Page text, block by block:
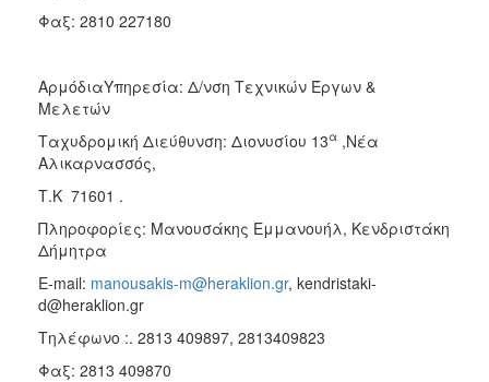
ΑΝΘΕΚΤΙΚΗ
ΠΟΛΗ
Φαξ: 2810 227180
ΑρμόδιαΥπηρεσία: Δ/νση Τεχνικών Έργων &
Μελετών
Ταχυδρομική Διεύθυνση: Διονυσίου 13α ,Νέα
Αλικαρνασσός,
Τ.Κ 71601 .
Πληροφορίες: Μανουσάκης Εμμανουήλ, Κενδριστάκη
Δήμητρα
E-mail: manousakis-m@heraklion.gr, kendristaki-
d@heraklion.gr
Τηλέφωνο :. 2813 409897, 2813409823
Φαξ: 2813 409870